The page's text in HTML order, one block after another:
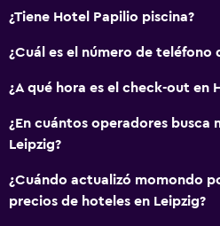
¿Tiene Hotel Papilio piscina?
¿Cuál es el número de teléfono
¿A qué hora es el check-out en
¿En cuántos operadores busca
Leipzig?
¿Cuándo actualizó momondo
precios de hoteles en Leipzig?